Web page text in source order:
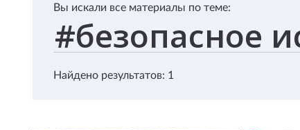
Вы искали все материалы по теме:
Найдено результатов: 1